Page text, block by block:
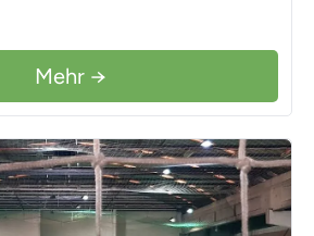
Mehr →